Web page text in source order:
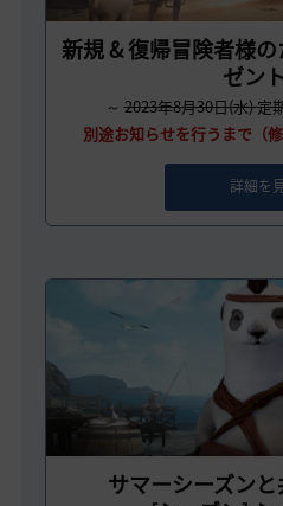
新規 & 復帰冒険者様
ゼン
～2023年8月30日(水)定
別途お知らせを行うまで（
詳細を
サマーシーズン